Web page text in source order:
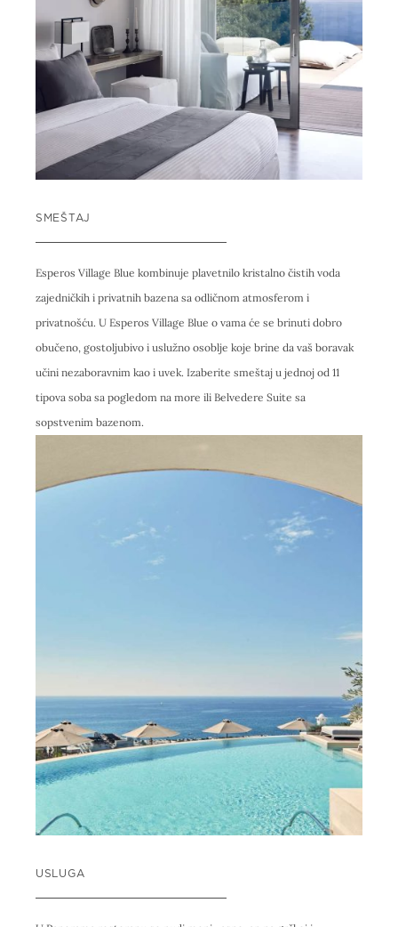
SMEŠTAJ
Esperos Village Blue kombinuje plavetnilo kristalno čistih voda
zajedničkih i privatnih bazena sa odličnom atmosferom i
privatnošću. U Esperos Village Blue o vama će se brinuti dobro
obučeno, gostoljubivo i uslužno osoblje koje brine da vaš boravak
učini nezaboravnim kao i uvek. Izaberite smeštaj u jednoj od 11
tipova soba sa pogledom na more ili Belvedere Suite sa
sopstvenim bazenom.
USLUGA